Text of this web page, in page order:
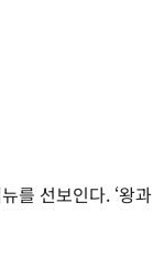
를 선보인다. ‘왕과